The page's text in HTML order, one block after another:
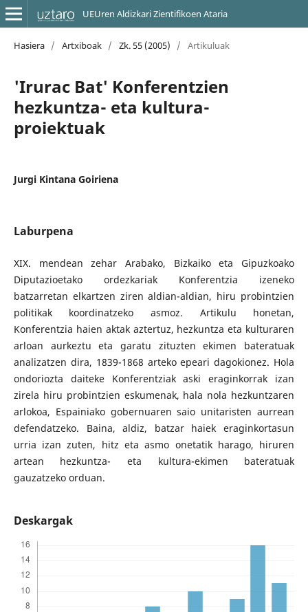
UEUren Aldizkari Zientifikoen Ataria
Hasiera / Artxiboak / Zk. 55 (2005) / Artikuluak
'Irurac Bat' Konferentzien
hezkuntza- eta kultura-
proiektuak
Jurgi Kintana Goiriena
Laburpena
XIX. mendean zehar Arabako, Bizkaiko eta Gipuzkoako
Diputazioetako ordezkariak Konferentzia izeneko
batzarretan elkartzen ziren aldian-aldian, hiru probintzien
politikak koordinatzeko asmoz. Artikulu honetan,
Konferentzia haien aktak aztertuz, hezkuntza eta kulturaren
arloan aurkeztu eta garatu zituzten ekimen bateratuak
analizatzen dira, 1839-1868 arteko epeari dagokionez. Hola
ondoriozta daiteke Konferentziak aski eraginkorrak izan
zirela hiru probintzien eskumenak, hala nola hezkuntzaren
arlokoa, Espainiako gobernuaren saio unitaristen aurrean
defendatzeko. Baina, aldiz, batzar haiek eraginkortasun
urria izan zuten, hitz eta asmo onetatik harago, hiruren
artean hezkuntza- eta kultura-ekimen bateratuak
gauzatzeko orduan.
Deskargak